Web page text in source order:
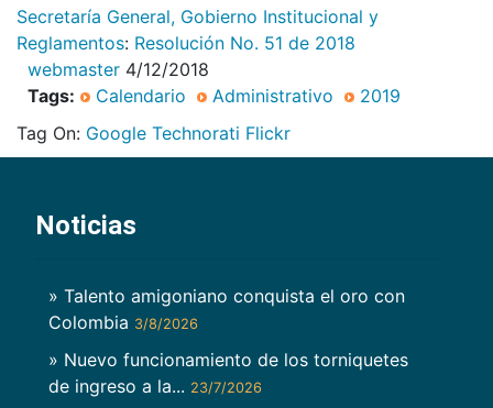
Secretaría General, Gobierno Institucional y
Reglamentos: Resolución No. 51 de 2018
webmaster 4/12/2018
Tags:
Calendario Administrativo
2019
Tag On: Google Technorati Flickr
Noticias
» Talento amigoniano conquista el oro con
Colombia 3/8/2026
» Nuevo funcionamiento de los torniquetes
de ingreso a la... 23/7/2026